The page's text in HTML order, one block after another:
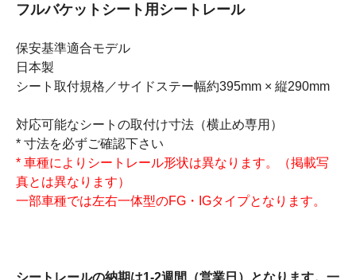
フルバケットシート用シートレール
保安基準適合モデル
日本製
シート取付規格／サイドステー幅約395mm × 縦290mm
対応可能なシートの取付け寸法（横止め専用）
* 寸法を必ずご確認下さい
* 車種によりシートレール形状は異なります。（掲載写
真とは異なります）
一部車種では左右一体型のFG・IGタイプとなります。
シートレールの納期は1-2週間（営業日）となります。一